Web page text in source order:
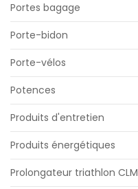
Portes bagage
Porte-bidon
Porte-vélos
Potences
Produits d'entretien
Produits énergétiques
Prolongateur triathlon CLM